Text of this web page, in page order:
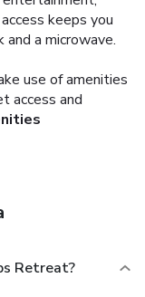
keeps you
and a microwave.
use of amenities
access and
Retreat?